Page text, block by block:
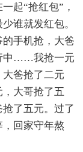
起“抢红包”，
谁就发红包。
手机抢，大爸
中……我抢一元
爸抢了二元
大哥抢了五
了五元。过了
回家守年熬